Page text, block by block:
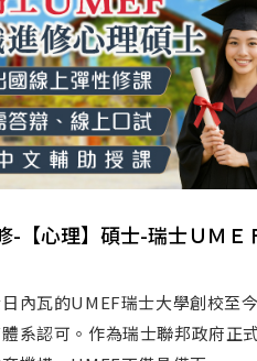
知識專欄